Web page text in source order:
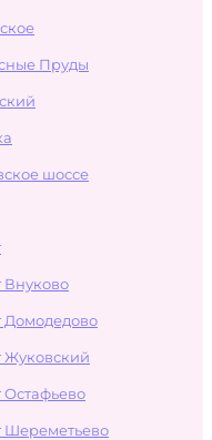
Пруды
шоссе
Внуково
Домодедово
Жуковский
Остафьево
Шереметьево